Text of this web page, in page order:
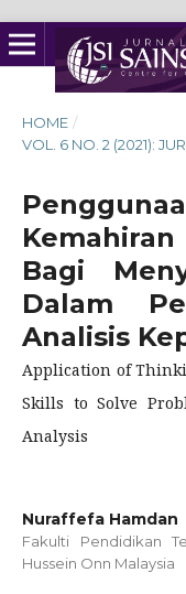
HOME /
VOL. 6 NO. 2 (2021):
Bagi
Dalam
Analisis
Application of
Skills to Solve
Analysis
Nuraffefa Hamdan
Fakulti Pendidikan
Hussein Onn Malaysia